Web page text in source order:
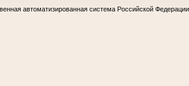
автоматизированная система Российской